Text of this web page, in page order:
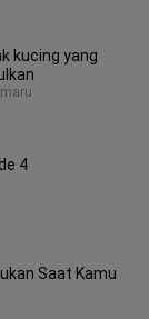
kucing yang
4
Saat Kamu